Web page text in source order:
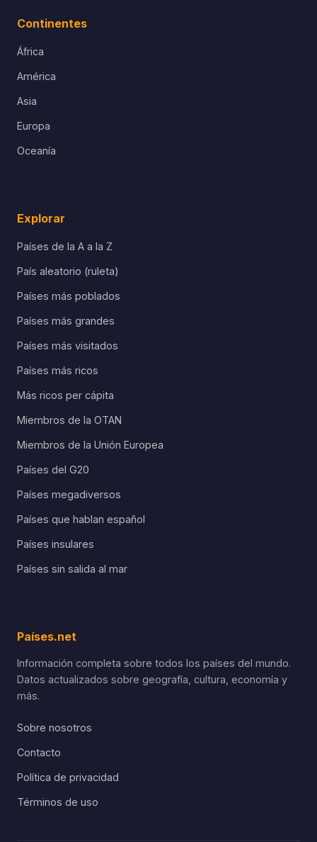
Continentes
África
América
Asia
Europa
Oceanía
Explorar
Países de la A a la Z
País aleatorio (ruleta)
Países más poblados
Países más grandes
Países más visitados
Países más ricos
Más ricos per cápita
Miembros de la OTAN
Miembros de la Unión Europea
Países del G20
Países megadiversos
Países que hablan español
Países insulares
Países sin salida al mar
Países.net
Información completa sobre todos los países del mundo.
Datos actualizados sobre geografía, cultura, economía y
más.
Sobre nosotros
Contacto
Política de privacidad
Términos de uso